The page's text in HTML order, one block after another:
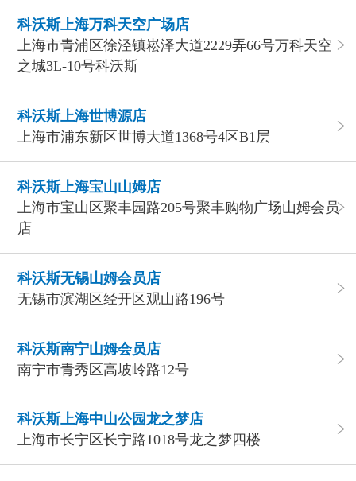
科沃斯上海万科天空广场店
上海市青浦区徐泾镇崧泽大道2229弄66号万科天空
之城3L-10号科沃斯
科沃斯上海世博源店
上海市浦东新区世博大道1368号4区B1层
科沃斯上海宝山山姆店
上海市宝山区聚丰园路205号聚丰购物广场山姆会员
店
科沃斯无锡山姆会员店
无锡市滨湖区经开区观山路196号
科沃斯南宁山姆会员店
南宁市青秀区高坡岭路12号
科沃斯上海中山公园龙之梦店
上海市长宁区长宁路1018号龙之梦四楼